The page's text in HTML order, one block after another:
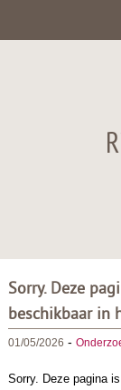
Sorry. Deze
beschikbaar in
01/05/2026 -
Sorry. Deze pagina